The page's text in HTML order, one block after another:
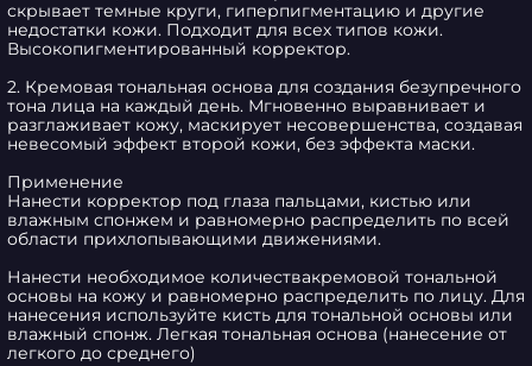
скрывает темные круги, гиперпигментацию и другие
недостатки кожи. Подходит для всех типов кожи.
Высокопигментированный корректор.
2. Кремовая тональная основа для создания безупречного
тона лица на каждый день. Мгновенно выравнивает и
разглаживает кожу, маскирует несовершенства, создавая
невесомый эффект второй кожи, без эффекта маски.
Применение
Нанести корректор под глаза пальцами, кистью или
влажным спонжем и равномерно распределить по всей
области прихлопывающими движениями.
Нанести необходимое количествакремовой тональной
основы на кожу и равномерно распределить по лицу. Для
нанесения используйте кисть для тональной основы или
влажный спонж. Легкая тональная основа (нанесение от
легкого до среднего)